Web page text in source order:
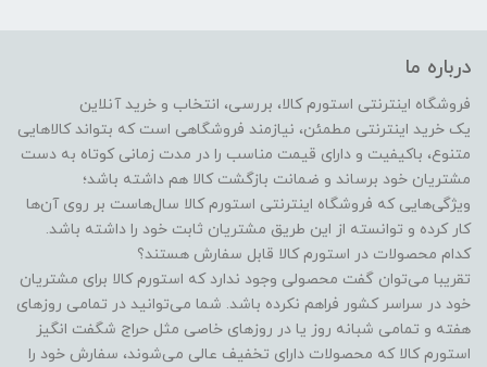
درباره ما
فروشگاه اینترنتی استورم کالا، بررسی، انتخاب و خرید آنلاین
یک خرید اینترنتی مطمئن، نیازمند فروشگاهی است که بتواند کالاهایی
متنوع، باکیفیت و دارای قیمت مناسب را در مدت زمانی کوتاه به دست
مشتریان خود برساند و ضمانت بازگشت کالا هم داشته باشد؛
ویژگی‌هایی که فروشگاه اینترنتی استورم کالا سال‌هاست بر روی آن‌ها
کار کرده و توانسته از این طریق مشتریان ثابت خود را داشته باشد.
کدام محصولات در استورم کالا قابل سفارش هستند؟
تقریبا می‌توان گفت محصولی وجود ندارد که استورم کالا برای مشتریان
خود در سراسر کشور فراهم نکرده باشد. شما می‌توانید در تمامی روزهای
هفته و تمامی شبانه روز یا در روزهای خاصی مثل حراج شگفت انگیز
استورم کالا که محصولات دارای تخفیف عالی می‌شوند، سفارش خود را